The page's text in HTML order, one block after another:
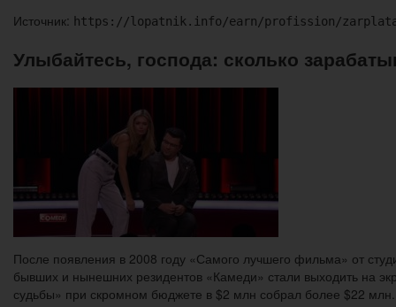
Источник: https://lopatnik.info/earn/profission/
Улыбайтесь, господа: сколько
После появления в 2008 году «Самого лучшего фильма» от
бывших и нынешних резидентов «Камеди» стали выходить на
судьбы» при скромном бюджете в $2 млн собрал более $22 млн.